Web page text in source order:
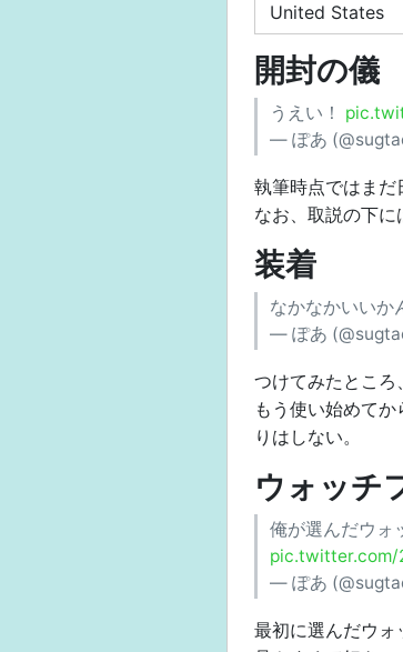
United States
開封の儀
うえい！
— ぽあ
執筆時点ではまだ
なお、取説の下に
装着
なかなかいいか
— ぽあ
つけてみたところ
もう使い始めて
りはしない。
ウォッチ
俺が選んだウォ
pic.twitter.com/
— ぽあ
最初に選んだウォ